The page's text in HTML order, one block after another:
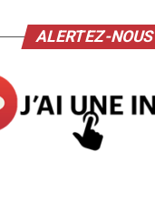
ALERTEZ-NOUS